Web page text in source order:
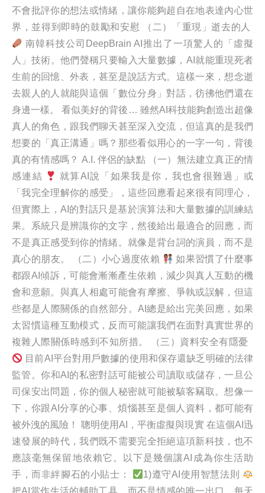
不會批評你的想法或情緒，讓你能夠超自在地表達內心世
界，並得到即時的鼓勵和安慰 （二）「重現」逝去的人
南韓科技公司DeepBrain AI推出了一項驚人的「虛擬
人」技術。他們聲稱只要輸入大量數據，AI就能重現死者
生前的回憶、外表，甚至是說話方式。這樣一來，想念逝
去親人的人就能與這個「數位分身」對話，彷彿他們還在
身邊一樣。 看似美好的背後… 雖然AI科技能夠創造出超像
真人的角色，跟我們聊天甚至深入交流，但這真的是我們
想要的「真正溝通」嗎？那些看似用心的一字一句，背後
真的有情感嗎？ A.I. 伴侶的缺點 （一）無法建立真正的情
感連結
就算AI說「如果我是你，我也會很難過」或
「我完全理解你的感受」，這些回應看起來很有同理心，
但實際上，AI的對話只是基於演算法和大量數據的訓練結
果。系統只是辨識你的文字，然後給出最適合的回應，而
不是真正感受到你的情緒。就像是背台詞的演員，而不是
真心的朋友。 （二）小心過度依賴
如果習慣了什麼事
都跟AI傾訴，可能會漸漸產生依賴，減少與真人互動的機
會和意願。與真人相處可能會有摩擦、爭執或誤解，但這
些都是人際關係的自然部分。AI總是給出完美回應，如果
太習慣這種互動模式，反而可能讓我們在面對真實世界的
複雜人際關係時感到不知所措。 （三）資料安全有隱憂
目前AI平台對用戶數據的使用和保存還缺乏明確的法律
監管。你和AI的私密對話可能被公司讀取或儲存，一旦公
司保安出問題，你的個人秘密就可能被駭客竊取。想像一
下，你跟AI分享的心事、煩惱甚至是個人資料，都可能有
被外洩的風險！ 聰明使用AI，平衡虛擬與現實 在這個AI迅
速發展的時代，我們既不需要完全拒絕這項新科技，也不
應該毫無保留地依賴它。以下是幾個讓AI成為你生活助
手，而非絆腳石的小貼士：
1)遵守AI使用智慧法則